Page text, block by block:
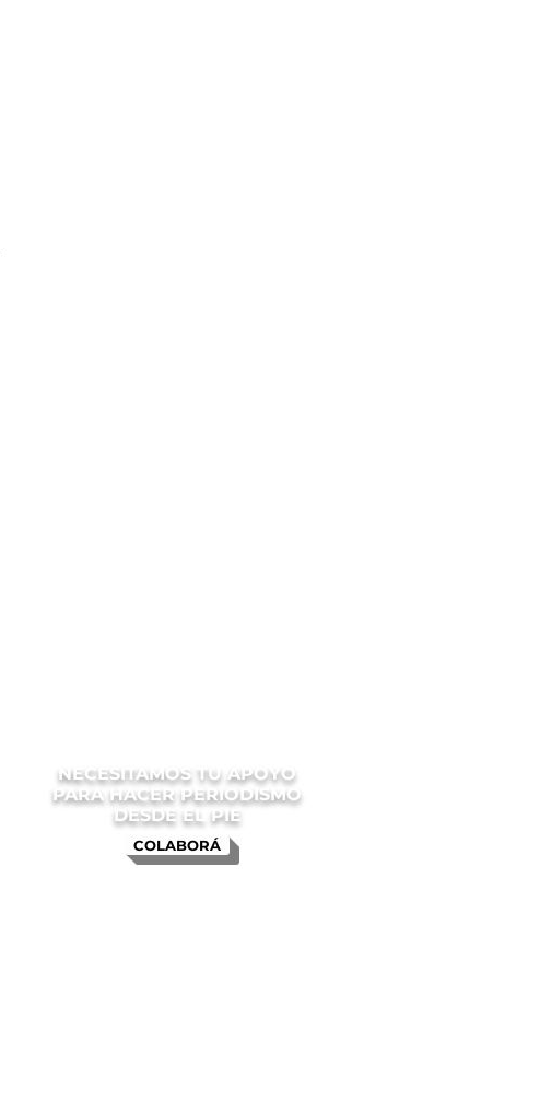
COLABORÁ
NECESITAMOS TU APOYO
PARA HACER PERIODISMO
DESDE EL PIE